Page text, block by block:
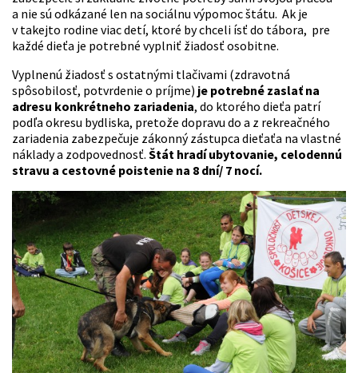
a nie sú odkázané len na sociálnu výpomoc štátu. Ak je
v takejto rodine viac detí, ktoré by chceli ísť do tábora, pre
každé dieťa je potrebné vyplniť žiadosť osobitne.
Vyplnenú žiadosť s ostatnými tlačivami (zdravotná
spôsobilosť, potvrdenie o príjme) je potrebné zaslať na
adresu konkrétneho zariadenia, do ktorého dieťa patrí
podľa okresu bydliska, pretože dopravu do a z rekreačného
zariadenia zabezpečuje zákonný zástupca dieťaťa na vlastné
náklady a zodpovednosť. Štát hradí ubytovanie, celodennú
stravu a cestovné poistenie na 8 dní/ 7 nocí.